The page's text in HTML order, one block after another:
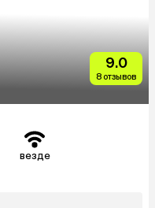
9.0
8 отзывов
везде